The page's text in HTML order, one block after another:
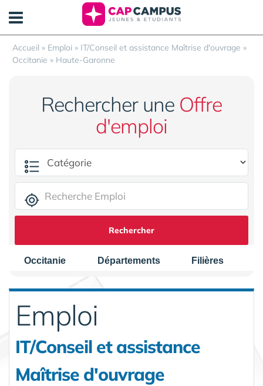
Accueil » Emploi » IT/Conseil et assistance Maîtrise d'ouvrage »
Occitanie » Haute-Garonne
Rechercher une Offre
d'emploi
Rechercher
Occitanie Départements Filières
Emploi
IT/Conseil et assistance
Maîtrise d'ouvrage
Panneau de gestion des cookies